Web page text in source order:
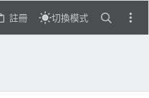
註冊 切換模式